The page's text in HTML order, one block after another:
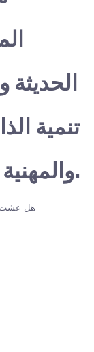
الحديثة
تنمية
والمهنية لتحقيق النجاح المنشود.
هل عشت